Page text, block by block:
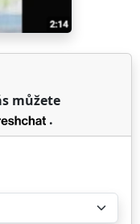
můžete
.